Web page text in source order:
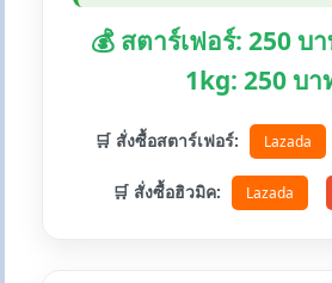
💰 สตาร์เฟอร์: 250 บ
1kg: 250 บา
🛒 สั่งซื้อสตาร์เฟอร์: Lazada
🛒 สั่งซื้อฮิวมิค: Lazada